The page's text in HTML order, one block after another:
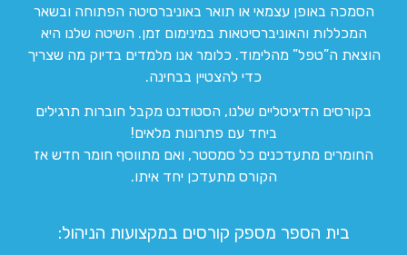
הסמכה באופן עצמאי או תואר באוניברסיטה הפתוחה ובשאר
המכללות והאוניברסיטאות במינימום זמן. השיטה שלנו היא
הוצאת ה”טפל” מהלימוד. כלומר אנו מלמדים בדיוק מה שצריך
כדי להצטיין בבחינה.
בקורסים הדיגיטליים שלנו, הסטודנט מקבל חוברות תרגילים
ביחד עם פתרונות מלאים!
החומרים מתעדכנים כל סמסטר, ואם מתווסף חומר חדש אז
הקורס מתעדכן יחד איתו.
בית הספר מספק קורסים במקצועות הניהול: